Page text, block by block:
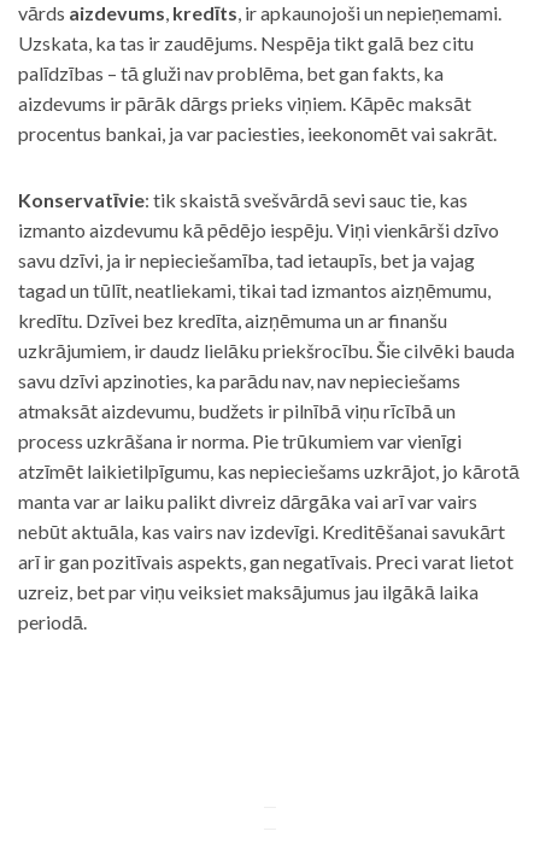
vārds aizdevums, kredīts, ir apkaunojoši un nepieņemami.
Uzskata, ka tas ir zaudējums. Nespēja tikt galā bez citu
palīdzības – tā gluži nav problēma, bet gan fakts, ka
aizdevums ir pārāk dārgs prieks viņiem. Kāpēc maksāt
procentus bankai, ja var paciesties, ieekonomēt vai sakrāt.
Konservatīvie: tik skaistā svešvārdā sevi sauc tie, kas
izmanto aizdevumu kā pēdējo iespēju. Viņi vienkārši dzīvo
savu dzīvi, ja ir nepieciešamība, tad ietaupīs, bet ja vajag
tagad un tūlīt, neatliekami, tikai tad izmantos aizņēmumu,
kredītu. Dzīvei bez kredīta, aizņēmuma un ar finanšu
uzkrājumiem, ir daudz lielāku priekšrocību. Šie cilvēki bauda
savu dzīvi apzinoties, ka parādu nav, nav nepieciešams
atmaksāt aizdevumu, budžets ir pilnībā viņu rīcībā un
process uzkrāšana ir norma. Pie trūkumiem var vienīgi
atzīmēt laikietilpīgumu, kas nepieciešams uzkrājot, jo kārotā
manta var ar laiku palikt divreiz dārgāka vai arī var vairs
nebūt aktuāla, kas vairs nav izdevīgi. Kreditēšanai savukārt
arī ir gan pozitīvais aspekts, gan negatīvais. Preci varat lietot
uzreiz, bet par viņu veiksiet maksājumus jau ilgākā laika
periodā.